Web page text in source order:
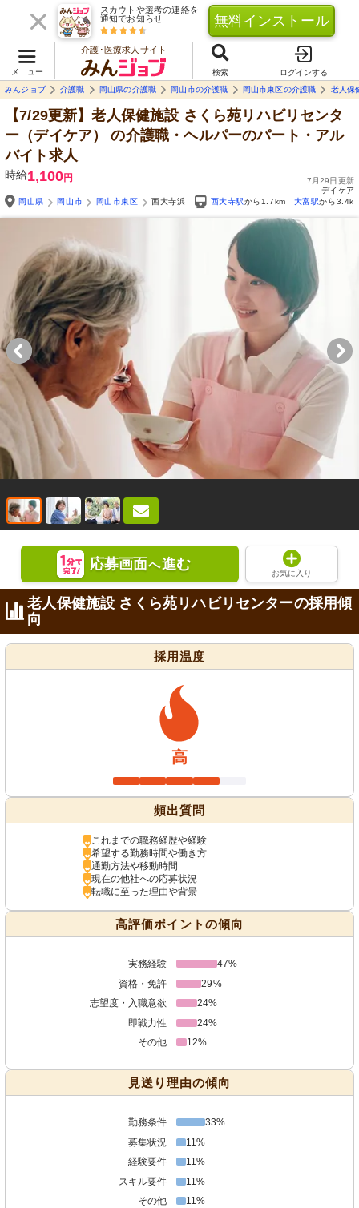
スカウトや選考の連絡を
通知でお知らせ
無料インストール
メニュー
介護･医療求人サイト
検索
ログインする
みんジョブ
介護職 岡山県の介護職 岡山市の介護職 岡山市東区の介護職 老人保
【7/29更新】老人保健施設 さくら苑リハビリセンタ
ー（デイケア）
の介護職・ヘルパーのパート・アル
バイト求人
時給1,100円
7月29日更新
デイケア
岡山県
岡山市 岡山市東区 西大寺浜 西大寺駅から1.7km 大富駅から
応募画面へ進む
お気に入り
老人保健施設 さくら苑リハビリセンターの採用傾
向
採用温度
高
頻出質問
これまでの職務経歴や経験
希望する勤務時間や働き方
通勤方法や移動時間
現在の他社への応募状況
転職に至った理由や背景
高評価ポイントの傾向
実務経験
47%
資格・免許
29%
志望度・入職意欲
24%
即戦力性
24%
その他
12%
見送り理由の傾向
勤務条件
33%
募集状況
11%
経験要件
11%
スキル要件
11%
その他
11%